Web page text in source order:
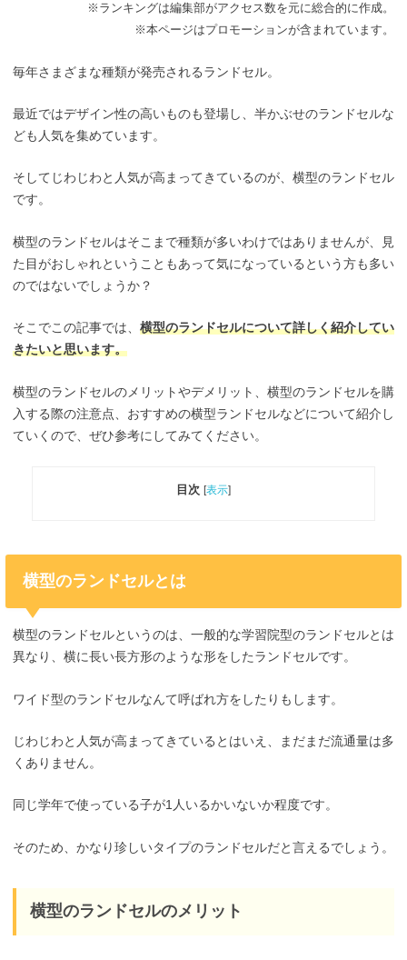
※ランキングは編集部がアクセス数を元に総合的に作成。
※本ページはプロモーションが含まれています。
毎年さまざまな種類が発売されるランドセル。
最近ではデザイン性の高いものも登場し、半かぶせのランドセルな
ども人気を集めています。
そしてじわじわと人気が高まってきているのが、横型のランドセル
です。
横型のランドセルはそこまで種類が多いわけではありませんが、見
た目がおしゃれということもあって気になっているという方も多い
のではないでしょうか？
そこでこの記事では、 横型のランドセルについて詳しく紹介してい
きたいと思います。
横型のランドセルのメリットやデメリット、横型のランドセルを購
入する際の注意点、おすすめの横型ランドセルなどについて紹介し
ていくので、ぜひ参考にしてみてください。
目次 [表示]
横型のランドセルとは
横型のランドセルというのは、一般的な学習院型のランドセルとは
異なり、横に長い長方形のような形をしたランドセルです。
ワイド型のランドセルなんて呼ばれ方をしたりもします。
じわじわと人気が高まってきているとはいえ、まだまだ流通量は多
くありません。
同じ学年で使っている子が1人いるかいないか程度です。
そのため、かなり珍しいタイプのランドセルだと言えるでしょう。
横型のランドセルのメリット